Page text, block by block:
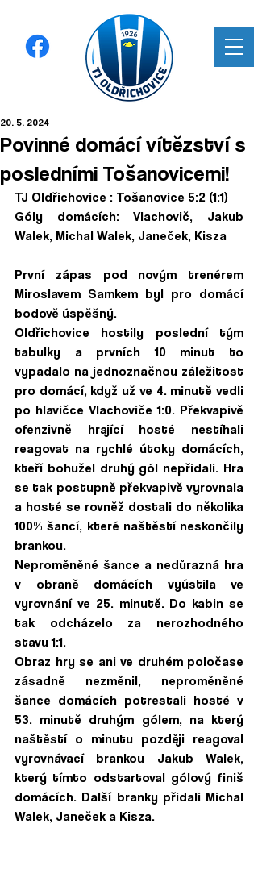
Povinné domácí vítězství s
posledními Tošanovicemi!
20. 5. 2024
TJ Oldřichovice : Tošanovice 5:2 (1:1)
Góly domácích: Vlachovič, Jakub
Walek, Michal Walek, Janeček, Kisza
První zápas pod novým trenérem
Miroslavem Samkem byl pro domácí
bodově úspěšný.
Oldřichovice hostily poslední tým
tabulky a prvních 10 minut to
vypadalo na jednoznačnou záležitost
pro domácí, když už ve 4. minutě vedli
po hlavičce Vlachoviče 1:0. Překvapivě
ofenzivně hrající hosté nestíhali
reagovat na rychlé útoky domácích,
kteří bohužel druhý gól nepřidali. Hra
se tak postupně překvapivě vyrovnala
a hosté se rovněž dostali do několika
100% šancí, které naštěstí neskončily
brankou.
Neproměněné šance a nedůrazná hra
v obraně domácích vyústila ve
vyrovnání ve 25. minutě. Do kabin se
tak odcházelo za nerozhodného
stavu 1:1.
Obraz hry se ani ve druhém poločase
zásadně nezměnil, neproměněné
šance domácích potrestali hosté v
53. minutě druhým gólem, na který
naštěstí o minutu později reagoval
vyrovnávací brankou Jakub Walek,
který tímto odstartoval gólový finiš
domácích. Další branky přidali Michal
Walek, Janeček a Kisza.